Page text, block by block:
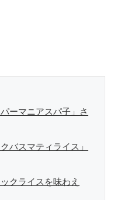
ーマニアスパ子」さ
バスマティライス」
クライスを味わえ